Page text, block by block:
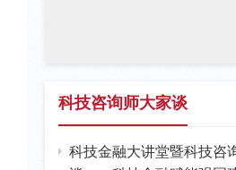
科技咨询师大家谈
科技金融大讲堂暨科技咨